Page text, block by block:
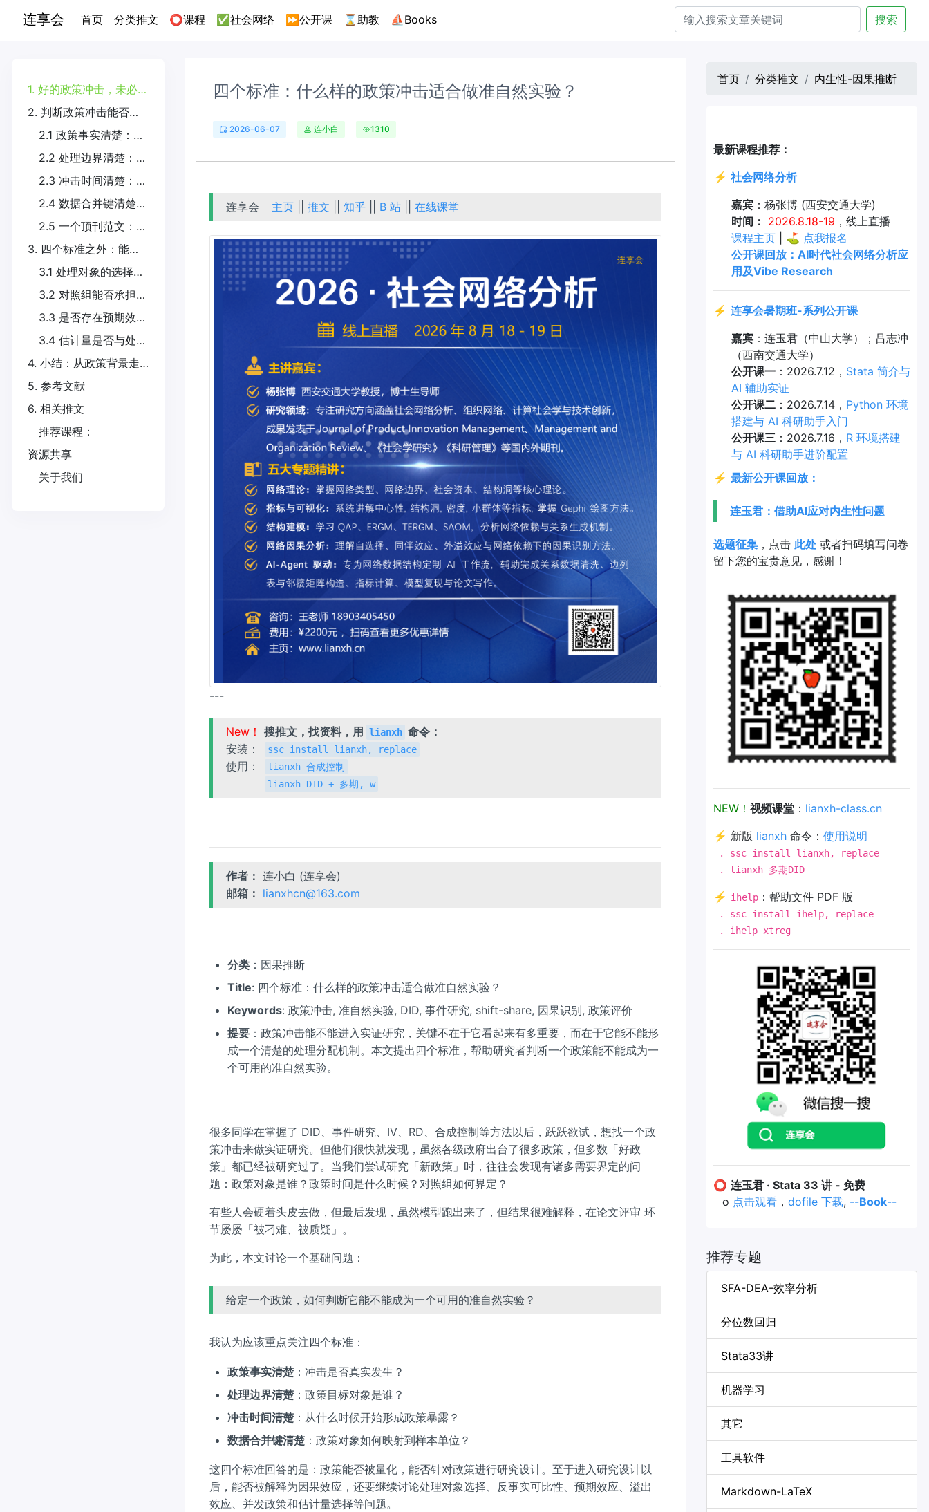
连享会 首页(current)
分类推文 ⭕课程 ✅社会网络 ⏩公开课 ⌛助教 ⛵Books 搜索
1. 好的政策冲击，未必是好的政策故事
2. 判断政策冲击能否使用的四个标准
2.1 政策事实清楚：冲击是否真实发生？
2.2 处理边界清楚：政策目标对象是谁？
2.3 冲击时间清楚：从什么时候开始形成政策暴露？
2.4 数据合并键清楚：政策对象如何映射到样本单位？
2.5 一个顶刊范文：Lane (2025) 如何把政策背景写成研究设计？
3. 四个标准之外：能变量化，不等于能识别因果
3.1 处理对象的选择是否存在样本选择或自选择问题？
3.2 对照组能否承担反事实比较？
3.3 是否存在预期效应、并发政策和溢出效应？
3.4 估计量是否与处理时间结构匹配？
4. 小结：从政策背景走向研究设计
5. 参考文献
6. 相关推文
推荐课程：
资源共享
关于我们
四个标准：什么样的政策冲击适合做准自然实验？
2026-06-07 连小白 1310
连享会 主页 ||推文 ||知乎 B 站 ||在线课堂
---
New！ 搜推文，找资料，用 lianxh 命令：
安装：
ssc install lianxh, replace
使用：
lianxh 合成控制
lianxh DID + 多期, w
作者： 连小白 (连享会)
邮箱： lianxhcn@163.com
分类：因果推断
Title: 四个标准：什么样的政策冲击适合做准自然实验？
Keywords: 政策冲击, 准自然实验, DID, 事件研究, shift-share, 因果识别, 政策评价
提要：政策冲击能不能进入实证研究，关键不在于它看起来有多重要，而在于它能不能形
成一个清楚的处理分配机制。本文提出四个标准，帮助研究者判断一个政策能不能成为一
个可用的准自然实验。
很多同学在掌握了 DID、事件研究、IV、RD、合成控制等方法以后，跃跃欲试，想找一个政
策冲击来做实证研究。但他们很快就发现，虽然各级政府出台了很多政策，但多数「好政
策」都已经被研究过了。当我们尝试研究「新政策」时，往往会发现有诸多需要界定的问
题：政策对象是谁？政策时间是什么时候？对照组如何界定？
有些人会硬着头皮去做，但最后发现，虽然模型跑出来了，但结果很难解释，在论文评审 环
节屡屡「被刁难、被质疑」。
为此，本文讨论一个基础问题：
给定一个政策，如何判断它能不能成为一个可用的准自然实验？
我认为应该重点关注四个标准：
政策事实清楚：冲击是否真实发生？
处理边界清楚：政策目标对象是谁？
冲击时间清楚：从什么时候开始形成政策暴露？
数据合并键清楚：政策对象如何映射到样本单位？
这四个标准回答的是：政策能否被量化，能否针对政策进行研究设计。至于进入研究设计以
后，能否被解释为因果效应，还要继续讨论处理对象选择、反事实可比性、预期效应、溢出
效应、并发政策和估计量选择等问题。
首页 分类推文 内生性-因果推断
最新课程推荐：
⚡ 社会网络分析
嘉宾：杨张博 (西安交通大学)
时间： 2026.8.18-19 ，线上直播
课程主页| ⛳ 点我报名
公开课回放：AI时代社会网络分析应
用及Vibe Research
⚡ 连享会暑期班-系列公开课
嘉宾：连玉君（中山大学）；吕志冲
（西南交通大学）
公开课一：2026.7.12， Stata 简介与
AI 辅助实证
公开课二：2026.7.14， Python 环境
搭建与 AI 科研助手入门
公开课三：2026.7.16， R 环境搭建
与 AI 科研助手进阶配置
⚡ 最新公开课回放：
连玉君：借助AI应对内生性问题
选题征集 ，点击 此处 或者扫码填写问卷
留下您的宝贵意见，感谢！
NEW！ 视频课堂 ： lianxh-class.cn
⚡ 新版 lianxh 命令： 使用说明
. ssc install lianxh, replace
. lianxh 多期DID
⚡ ihelp ：帮助文件 PDF 版
. ssc install ihelp, replace
. ihelp xtreg
⭕ 连玉君 · Stata 33 讲 - 免费
o 点击观看 ， dofile 下载, --Book--
推荐专题
SFA-DEA-效率分析
分位数回归
Stata33讲
机器学习
其它
工具软件
Markdown-LaTeX